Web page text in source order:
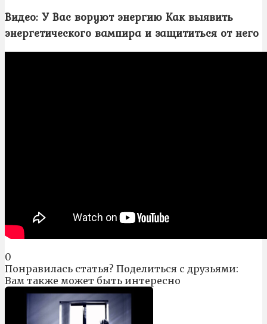
Видео: У Вас воруют энергию Как выявить
энергетического вампира и защититься от него
0
Понравилась статья? Поделиться с друзьями:
Вам также может быть интересно